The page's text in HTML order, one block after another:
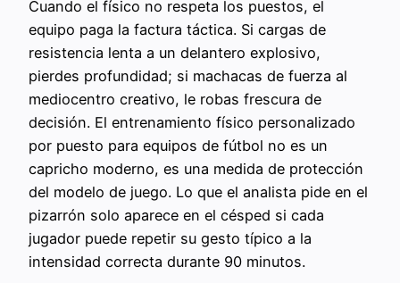
Cuando el físico no respeta los puestos, el
equipo paga la factura táctica. Si cargas de
resistencia lenta a un delantero explosivo,
pierdes profundidad; si machacas de fuerza al
mediocentro creativo, le robas frescura de
decisión. El entrenamiento físico personalizado
por puesto para equipos de fútbol no es un
capricho moderno, es una medida de protección
del modelo de juego. Lo que el analista pide en el
pizarrón solo aparece en el césped si cada
jugador puede repetir su gesto típico a la
intensidad correcta durante 90 minutos.